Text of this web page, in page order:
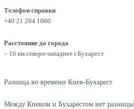
Телефон справки
+40 21 204 1000
Расстояние до города
– 16 км северо-западнее г.Бухарест
Разница во времени Киев-Бухарест
Между Киевом и Бухарестом нет разницы